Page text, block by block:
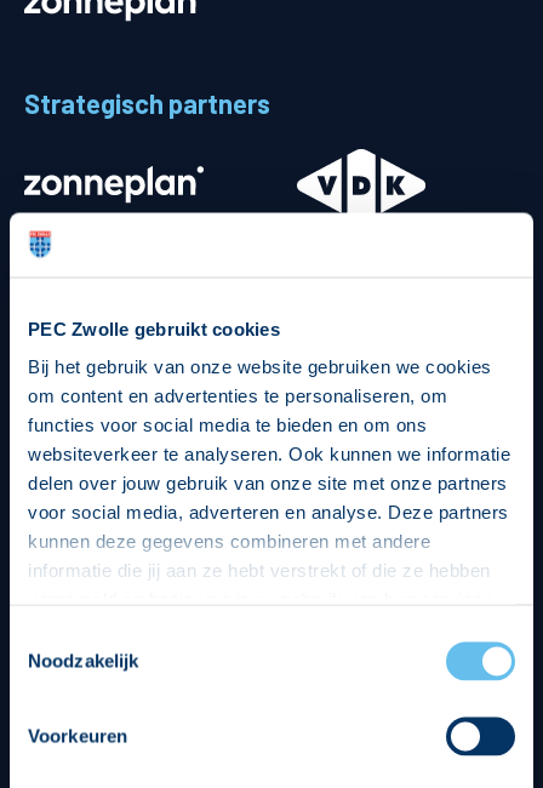
PEC Zwolle gebruikt cookies
Bij het gebruik van onze website gebruiken we cookies
om content en advertenties te personaliseren, om
functies voor social media te bieden en om ons
websiteverkeer te analyseren. Ook kunnen we informatie
delen over jouw gebruik van onze site met onze partners
voor social media, adverteren en analyse. Deze partners
kunnen deze gegevens combineren met andere
informatie die jij aan ze hebt verstrekt of die ze hebben
op een veilige en integere wijze. Je kunt je toestemming
beheren op de privacy- en cookieverklaring pagina.
Noodzakelijk
Voorkeuren
Fanshop
Strategisch partners